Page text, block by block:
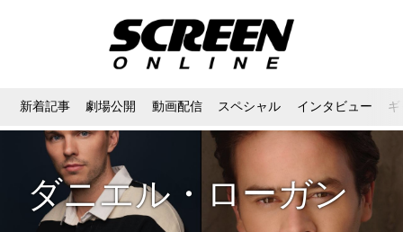
新着記事 劇場公開 動画配信 スペシャル インタビュー
ダニエル・ローガン